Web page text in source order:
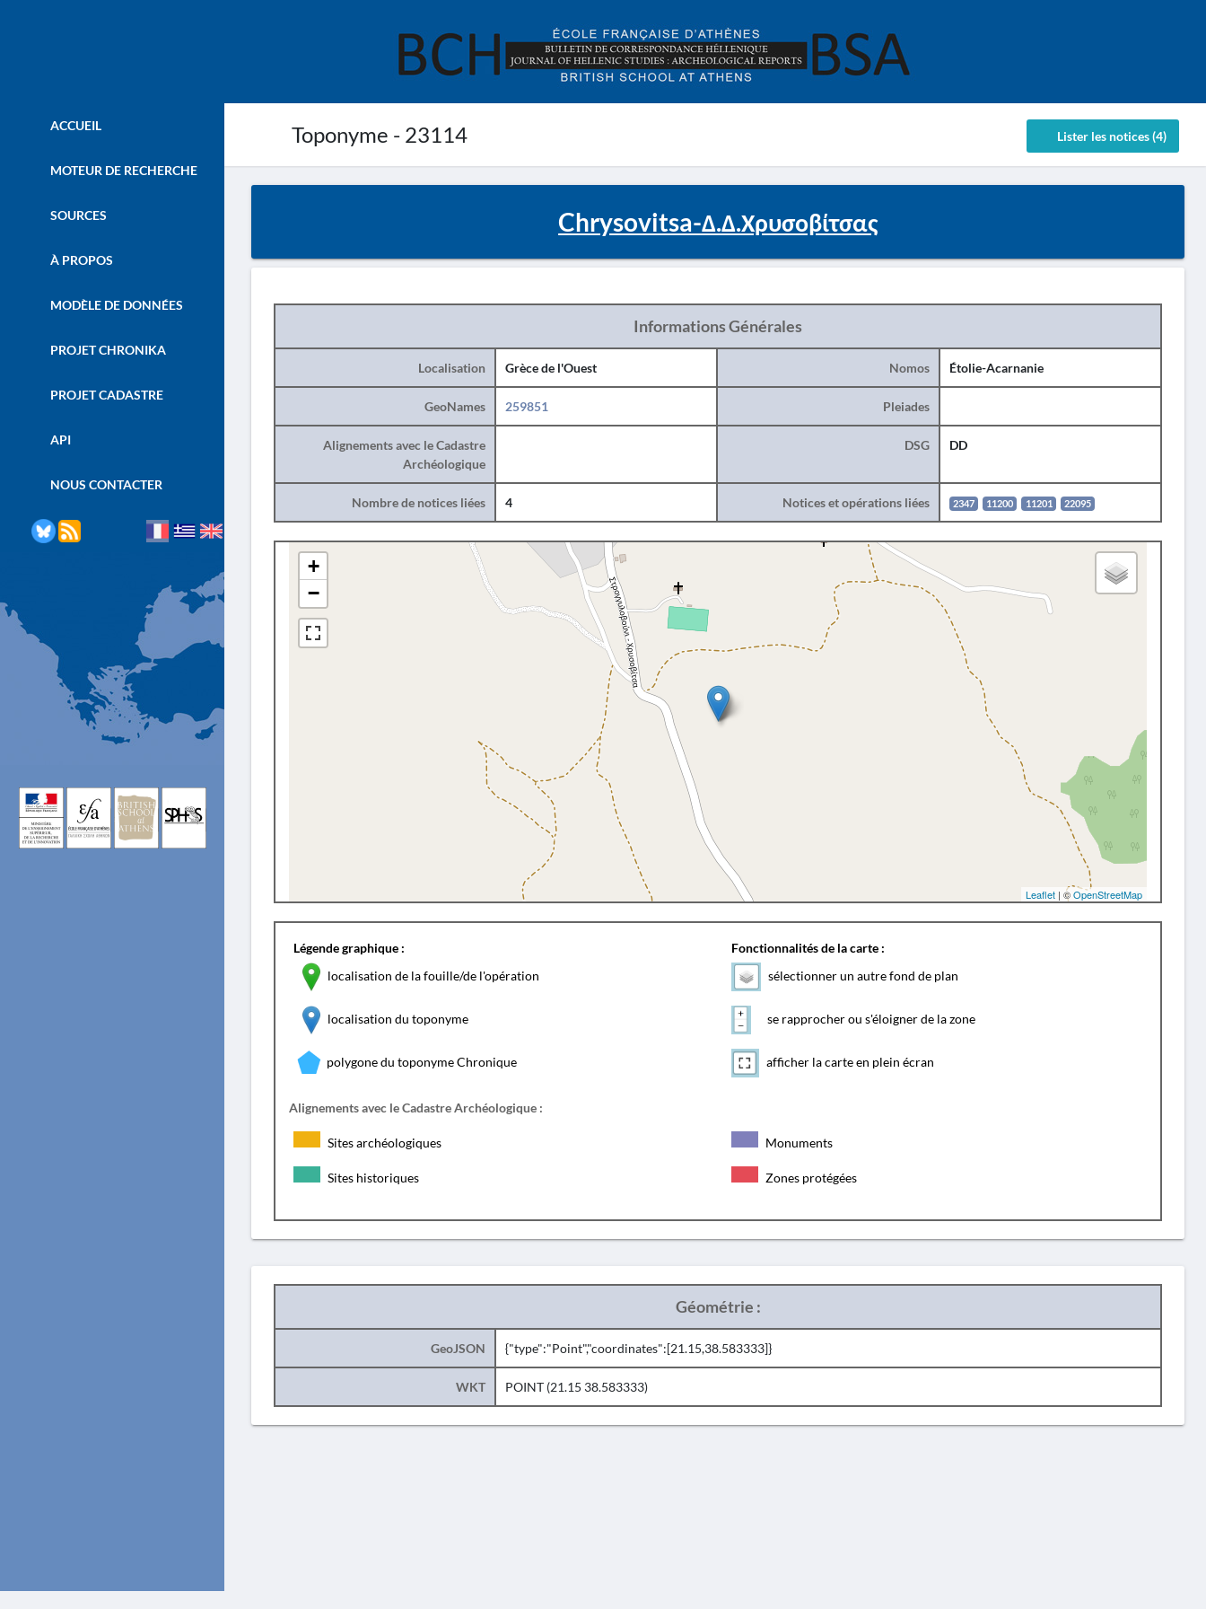
Toponyme - 23114 Lister les notices (4)
ACCUEIL
MOTEUR DE RECHERCHE
SOURCES
À PROPOS
MODÈLE DE DONNÉES
PROJET CHRONIKA
PROJET CADASTRE
API
NOUS CONTACTER
Chrysovitsa-Δ.Δ.Χρυσοβίτσας
Informations Générales
Localisation Grèce de l'Ouest Nomos Étolie-Acarnanie
GeoNames 259851 Pleiades
Alignements avec le Cadastre
Archéologique
DSG DD
Nombre de notices liées 4 Notices et opérations liées 2347 11200 11201 22095
+
−
Leaflet | ©OpenStreetMap
Légende graphique :
localisation de la fouille/de l'opération
localisation du toponyme
polygone du toponyme Chronique
Fonctionnalités de la carte :
sélectionner un autre fond de plan
se rapprocher ou s'éloigner de la zone
afficher la carte en plein écran
Alignements avec le Cadastre Archéologique :
Sites archéologiques Monuments
Sites historiques Zones protégées
Géométrie :
GeoJSON {"type":"Point","coordinates":[21.15,38.583333]}
WKT POINT (21.15 38.583333)